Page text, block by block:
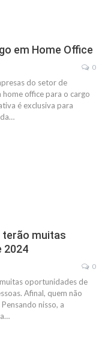
em Home Office
0
do setor de
home office para o cargo
é exclusiva para
terão muitas
2024
0
oportunidades de
Afinal, quem não
nisso, a